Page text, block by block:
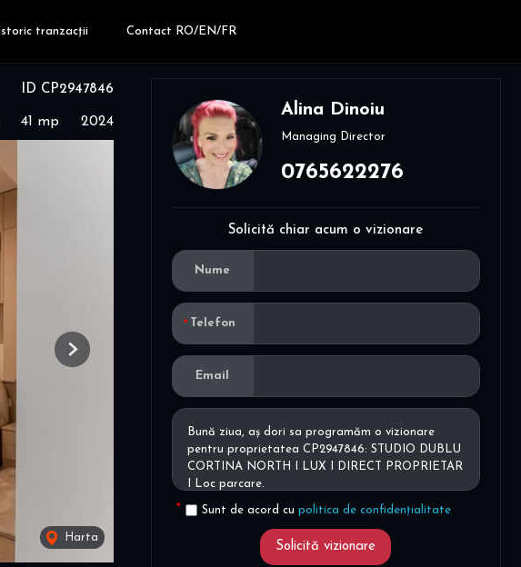
Istoric tranzacții Contact RO/EN/FR
ID CP2947846
41 mp 2024
Harta
Next
Alina Dinoiu
Managing Director
0765622276
Solicită chiar acum o vizionare
Nume
Telefon
Email
Sunt de acord cu politica de confidențialitate
Solicită vizionare